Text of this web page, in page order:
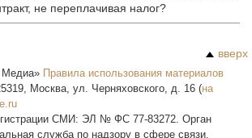
не переплачивая налог?
вверх
Правила использования материалов
, Москва, ул. Черняховского, д. 16 (на
СМИ: ЭЛ № ФС 77-83272. Орган
служба по надзору в сфере связи,